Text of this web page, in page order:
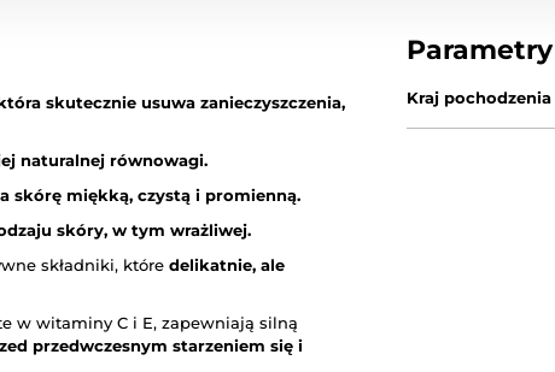
skutecznie usuwa zanieczyszczenia,
naturalnej równowagi.
skórę miękką, czystą i promienną.
skóry, w tym wrażliwej.
składniki, które delikatnie, ale
w witaminy C i E, zapewniają silną
przedwczesnym starzeniem się i
Parametry
Kraj pochodzenia